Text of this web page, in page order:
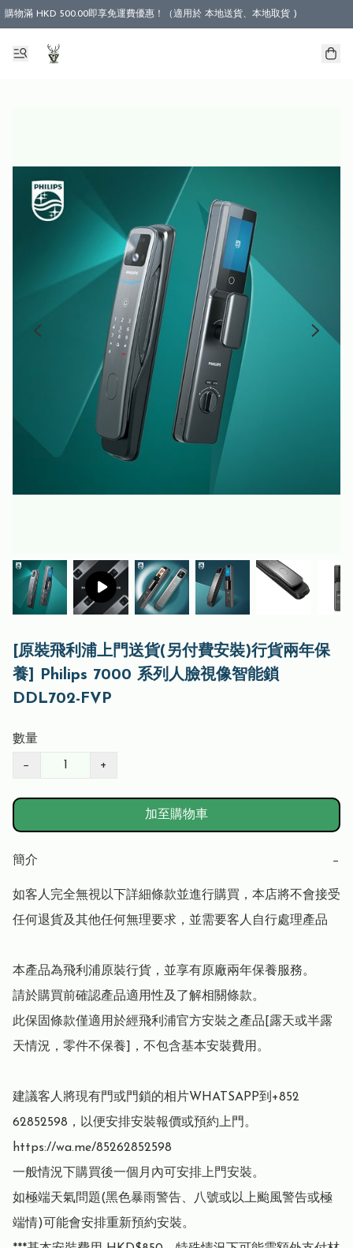
購物滿 HKD 500.00即享免運費優惠！（適用於 本地送貨、本地取貨 )
[原裝飛利浦上門送貨(另付費安裝)行貨兩年保
養] Philips 7000 系列人臉視像智能鎖
DDL702-FVP
數量
− +
加至購物車
簡介 −
如客人完全無視以下詳細條款並進行購買，本店將不會接受
任何退貨及其他任何無理要求，並需要客人自行處理產品
本產品為飛利浦原裝行貨，並享有原廠兩年保養服務。
請於購買前確認產品適用性及了解相關條款。
此保固條款僅適用於經飛利浦官方安裝之產品[露天或半露
天情況，零件不保養]，不包含基本安裝費用。
建議客人將現有門或門鎖的相片WHATSAPP到+852
62852598，以便安排安裝報價或預約上門。
https://wa.me/85262852598
一般情況下購買後一個月內可安排上門安裝。
如極端天氣問題(黑色暴雨警告、八號或以上颱風警告或極
端情)可能會安排重新預約安裝。